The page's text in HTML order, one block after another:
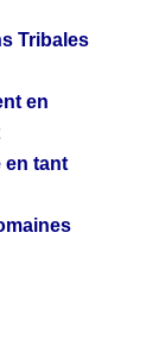
Tribales
en
en tant